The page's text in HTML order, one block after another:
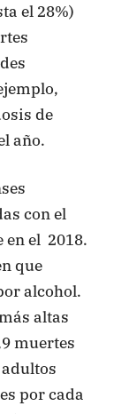
el 28%)
de
año.
con el
en el 2018.
que
alcohol.
altas
muertes
por cada